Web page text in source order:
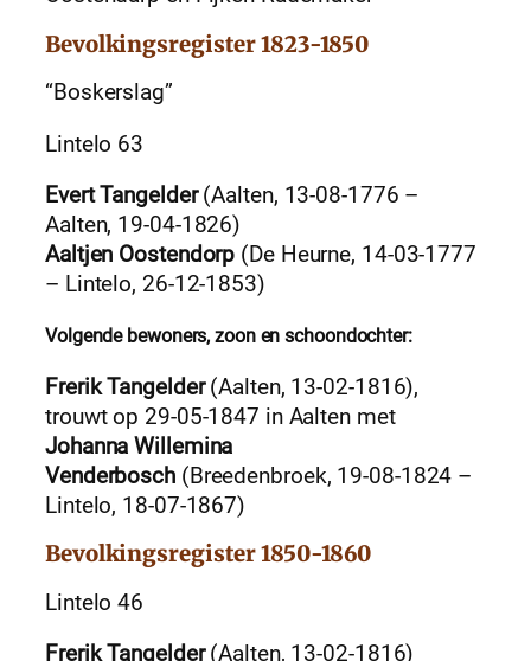
Bevolkingsregister 1823-1850
“Boskerslag”
Lintelo 63
Evert Tangelder(Aalten, 13-08-1776 –
Aalten, 19-04-1826)
Aaltjen Oostendorp (De Heurne, 14-03-1777
– Lintelo, 26-12-1853)
Volgende bewoners, zoon en schoondochter:
Frerik Tangelder(Aalten, 13-02-1816),
trouwt op 29-05-1847 in Aalten met
Johanna Willemina
Venderbosch(Breedenbroek, 19-08-1824 –
Lintelo, 18-07-1867)
Bevolkingsregister 1850-1860
Lintelo 46
Frerik Tangelder(Aalten, 13-02-1816)